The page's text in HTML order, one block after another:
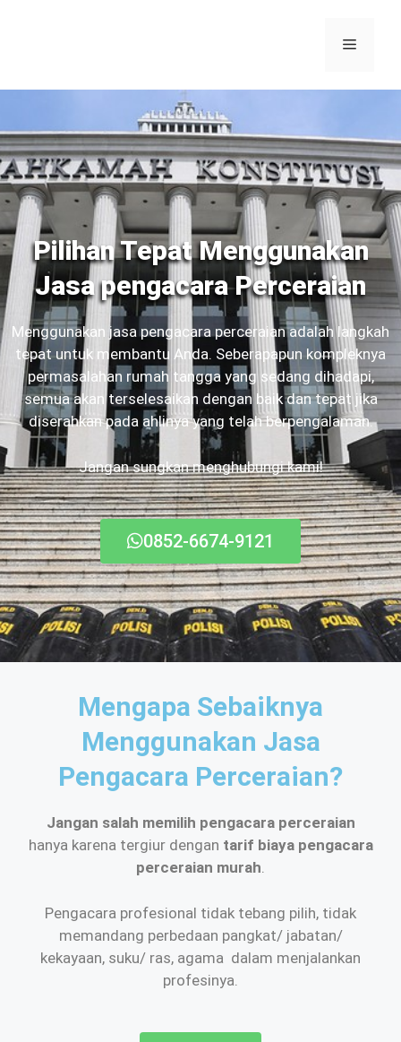
Pilihan Tepat Menggunakan
Jasa pengacara Perceraian
Menggunakan jasa pengacara perceraian adalah langkah
tepat untuk membantu Anda. Seberapapun kompleknya
permasalahan rumah tangga yang sedang dihadapi,
semua akan terselesaikan dengan baik dan tepat jika
diserahkan pada ahlinya yang telah berpengalaman.
Jangan sungkan menghubungi kami!
0852-6674-9121
Mengapa Sebaiknya
Menggunakan Jasa
Pengacara Perceraian?
Jangan salah memilih pengacara perceraian
hanya karena tergiur dengan tarif biaya pengacara
perceraian murah.
Pengacara profesional tidak tebang pilih, tidak
memandang perbedaan pangkat/ jabatan/
kekayaan, suku/ ras, agama dalam menjalankan
profesinya.